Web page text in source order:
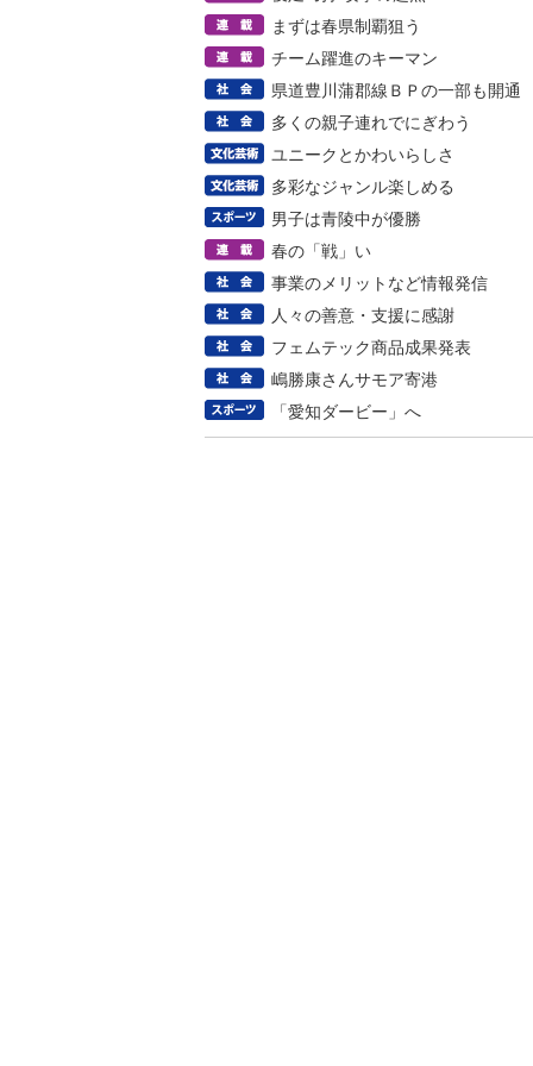
まずは春県制覇狙う
チーム躍進のキーマン
県道豊川蒲郡線ＢＰの一部も開通
多くの親子連れでにぎわう
ユニークとかわいらしさ
多彩なジャンル楽しめる
男子は青陵中が優勝
春の「戦」い
事業のメリットなど情報発信
人々の善意・支援に感謝
フェムテック商品成果発表
嶋勝康さんサモア寄港
「愛知ダービー」へ